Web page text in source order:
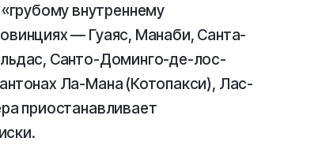
внутреннему
— Гуаяс, Манаби, Санта-
Санто-Доминго-де-лос-
Ла-Мана (Котопакси), Лас-
приостанавливает